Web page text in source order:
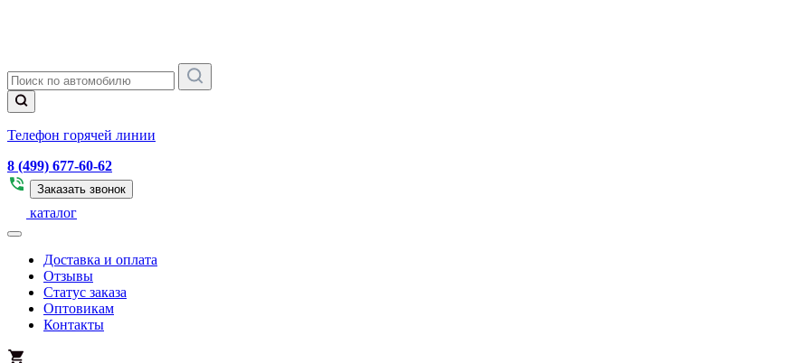
Телефон горячей линии
8 (499) 677-60-62
Заказать звонок
каталог
Доставка и оплата
Отзывы
Статус заказа
Оптовикам
Контакты